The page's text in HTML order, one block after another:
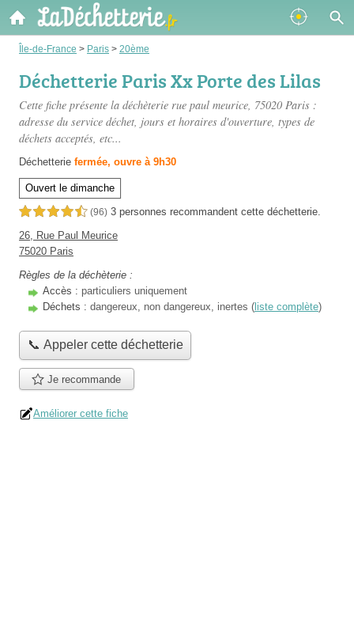
Île-de-France > Paris > 20ème
Déchetterie Paris Xx Porte des Lilas
Cette fiche présente la déchèterie rue paul meurice, 75020 Paris :
adresse du service déchet, jours et horaires d'ouverture, types de
déchets acceptés, etc...
Déchetterie fermée, ouvre à 9h30
Ouvert le dimanche
4,5 étoiles sur 5 (96) 3 personnes recommandent cette déchetterie.
26, Rue Paul Meurice
75020 Paris
Règles de la déchèterie :
Accès : particuliers uniquement
Déchets : dangereux, non dangereux, inertes ( liste complète)
📞 Appeler cette déchetterie
Je recommande
Améliorer cette fiche